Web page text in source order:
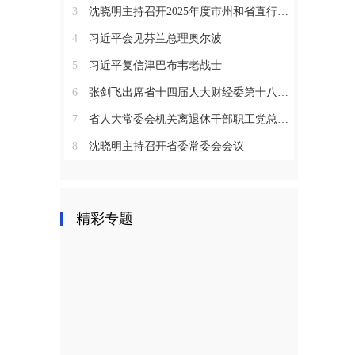
3 沈晓明主持召开2025年度市州和省直行业系统党（工）委书记抓基层党建工作述职评议会议
4 习近平会见芬兰总理奥尔波
5 习近平复信津巴布韦老战士
6 张剑飞出席省十四届人大财经委第十八次全体会议
7 省人大常委会机关离退休干部职工党总支召开2025年度总结表彰大会
8 沈晓明主持召开省委常委会会议
精彩专题